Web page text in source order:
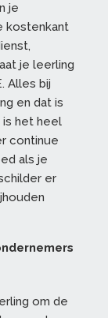
je
kostenkant
je leerling
Alles bij
en dat is
is het heel
continue
als je
er
om de